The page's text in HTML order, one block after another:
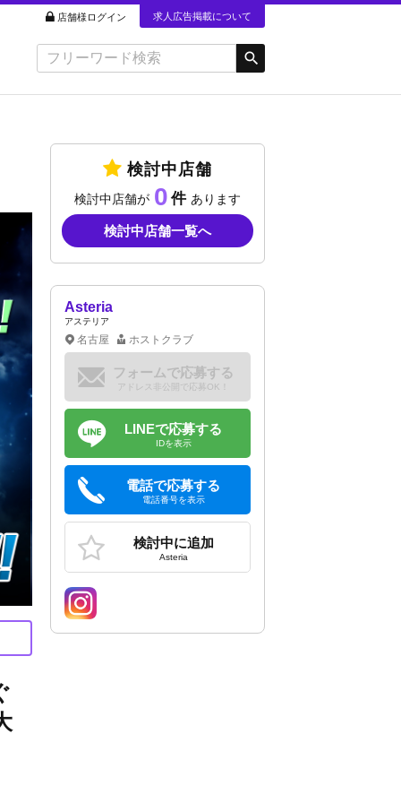
店舗様ログイン 求人広告掲載について
検討中店舗
検討中店舗が 0 あります
検討中店舗一覧へ
Asteria
アステリア
名古屋 ホストクラブ
フォームで応募する
アドレス非公開で応募OK！
LINEで応募する
IDを表示
電話で応募する
電話番号を表示
検討中に追加
Asteria